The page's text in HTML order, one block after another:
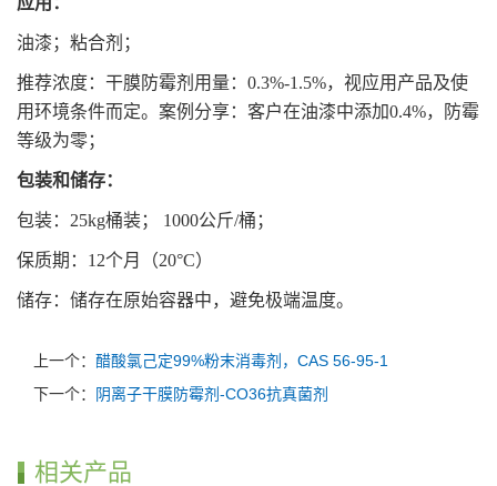
油漆； 粘合剂；
推荐浓度：干膜防霉剂用量： 0.3%-1.5%，视应用产品及使
用环境条件而定。案例分享：客户在油漆中添加0.4%，防霉
等级为零；
包装和储存：
包装： 25kg桶装； 1000公斤/桶；
保质期： 12个月（20°C）
储存：储存在原始容器中，避免极端温度。
上一个： 醋酸氯己定99%粉末消毒剂，CAS 56-95-1
下一个：
阴离子干膜防霉剂-CO36抗真菌剂
相关产品